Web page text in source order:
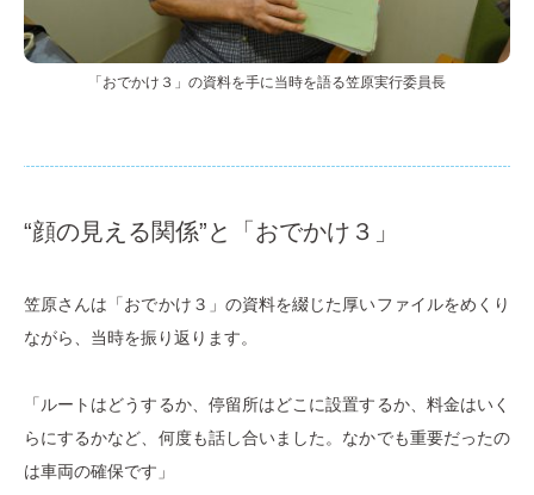
「おでかけ３」の資料を手に当時を語る笠原実行委員長
“顔の見える関係”と「おでかけ３」
笠原さんは「おでかけ３」の資料を綴じた厚いファイルをめくり
ながら、当時を振り返ります。
「ルートはどうするか、停留所はどこに設置するか、料金はいく
らにするかなど、何度も話し合いました。なかでも重要だったの
は車両の確保です」